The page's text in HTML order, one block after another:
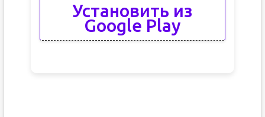
Установить из
Google Play